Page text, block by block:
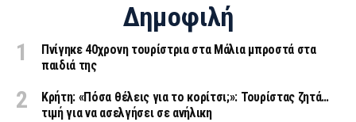
Δημοφιλή
Πνίγηκε 40χρονη τουρίστρια στα Μάλια μπροστά στα
παιδιά της
Κρήτη: «Πόσα θέλεις για το κορίτσι;»: Τουρίστας ζητά…
τιμή για να ασελγήσει σε ανήλικη